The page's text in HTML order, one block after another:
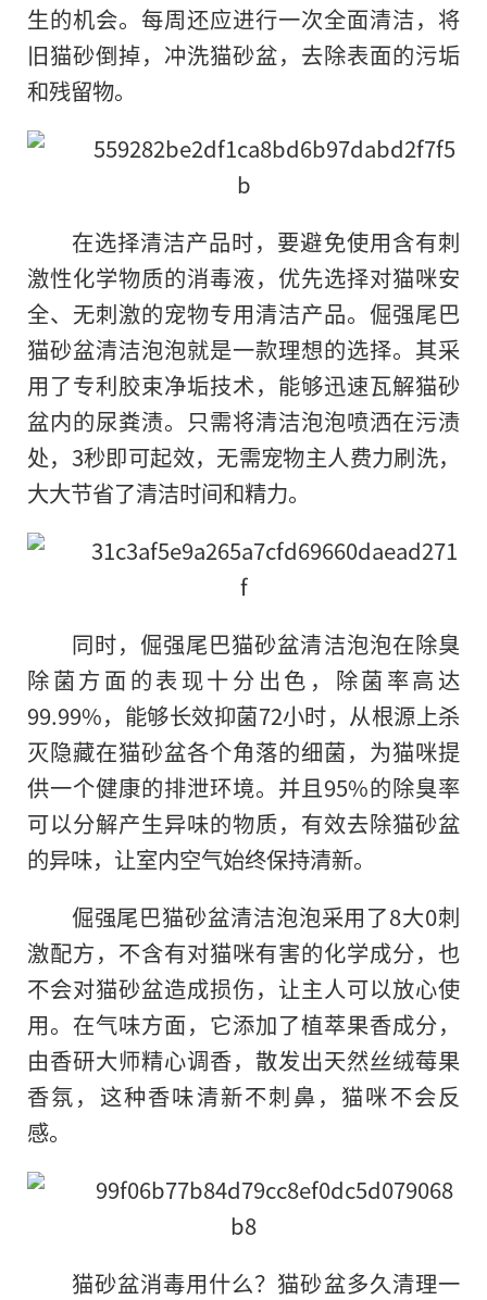
生的机会。每周还应进行一次全面清洁，将
旧猫砂倒掉，冲洗猫砂盆，去除表面的污垢
和残留物。
在选择清洁产品时，要避免使用含有刺
激性化学物质的消毒液，优先选择对猫咪安
全、无刺激的宠物专用清洁产品。倔强尾巴
猫砂盆清洁泡泡就是一款理想的选择。其采
用了专利胶束净垢技术，能够迅速瓦解猫砂
盆内的尿粪渍。只需将清洁泡泡喷洒在污渍
处，3秒即可起效，无需宠物主人费力刷洗，
大大节省了清洁时间和精力。
同时，倔强尾巴猫砂盆清洁泡泡在除臭
除菌方面的表现十分出色，除菌率高达
99.99%，能够长效抑菌72小时，从根源上杀
灭隐藏在猫砂盆各个角落的细菌，为猫咪提
供一个健康的排泄环境。并且95%的除臭率
可以分解产生异味的物质，有效去除猫砂盆
的异味，让室内空气始终保持清新。
倔强尾巴猫砂盆清洁泡泡采用了8大0刺
激配方，不含有对猫咪有害的化学成分，也
不会对猫砂盆造成损伤，让主人可以放心使
用。在气味方面，它添加了植萃果香成分，
由香研大师精心调香，散发出天然丝绒莓果
香氛，这种香味清新不刺鼻，猫咪不会反
感。
猫砂盆消毒用什么？猫砂盆多久清理一